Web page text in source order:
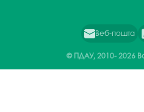
Веб-пошта
© ПДАУ, 2010-2026